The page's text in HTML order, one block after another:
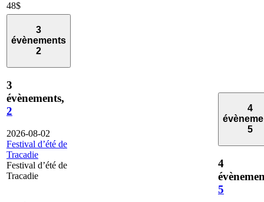
48$
3
évènements
2
3
évènements,
2
2026-08-02
Festival d’été de
Tracadie
Festival d’été de
Tracadie
4
5
4
5